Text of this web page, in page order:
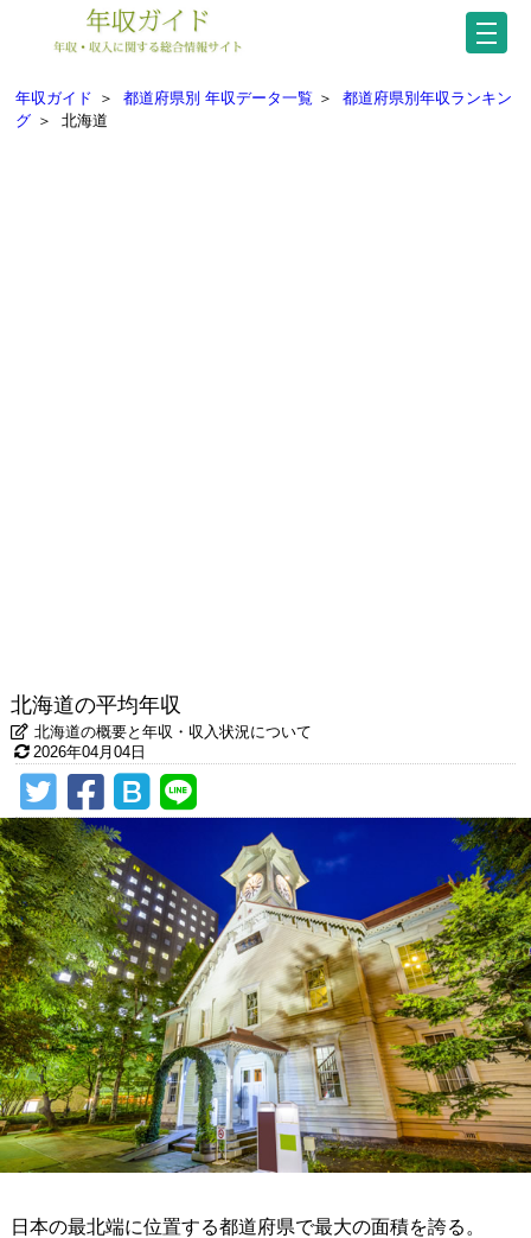
年収ガイド ＞ 都道府県別 年収データ一覧 ＞
都道府県別年収ランキン
グ ＞ 北海道
北海道の平均年収
北海道の概要と年収・収入状況について
2026年04月04日
日本の最北端に位置する都道府県で最大の面積を誇る。